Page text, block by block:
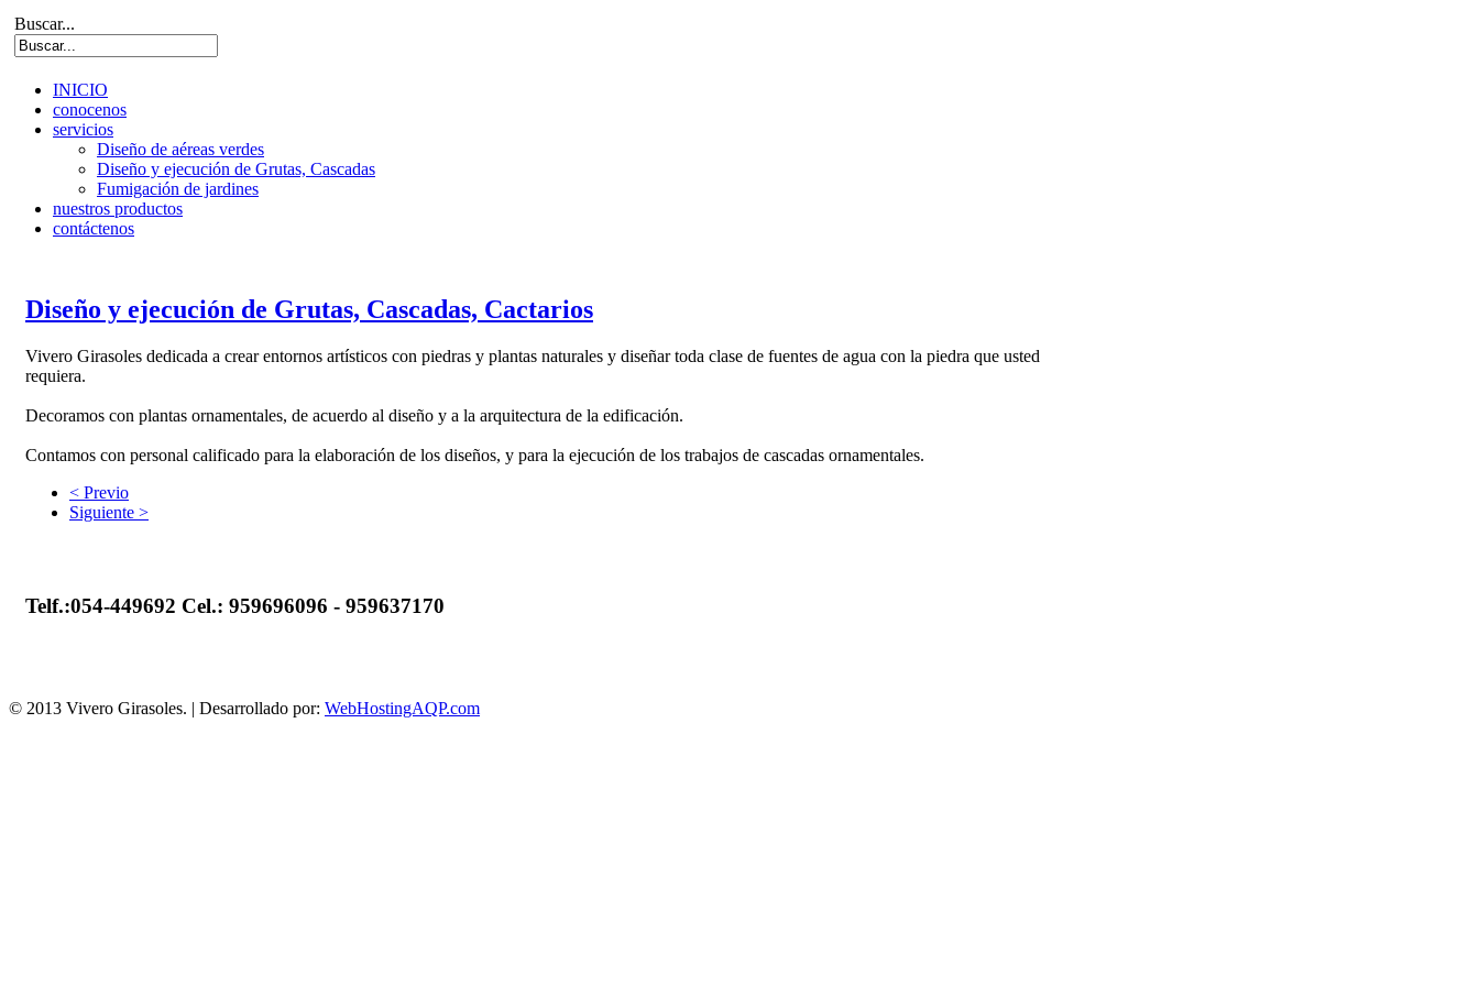
Buscar...
INICIO
conocenos
servicios
Diseño de aéreas verdes
Diseño y ejecución de Grutas, Cascadas
Fumigación de jardines
nuestros productos
contáctenos
Diseño y ejecución de Grutas, Cascadas, Cactarios
Vivero Girasoles dedicada a crear entornos artísticos con piedras y plantas naturales y diseñar toda clase de fuentes de agua con la piedra que usted
requiera.
Decoramos con plantas ornamentales, de acuerdo al diseño y a la arquitectura de la edificación.
Contamos con personal calificado para la elaboración de los diseños, y para la ejecución de los trabajos de cascadas ornamentales.
< Previo
Siguiente >
Telf.:054-449692 Cel.: 959696096 - 959637170
© 2013 Vivero Girasoles. | Desarrollado por: WebHostingAQP.com